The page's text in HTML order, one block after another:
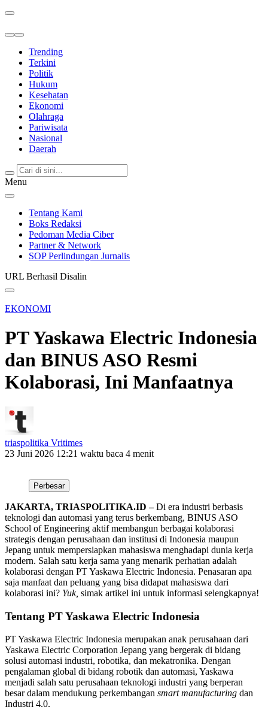
Trending
Terkini
Politik
Hukum
Kesehatan
Ekonomi
Olahraga
Pariwisata
Nasional
Daerah
Menu
Tentang Kami
Boks Redaksi
Pedoman Media Ciber
Partner & Network
SOP Perlindungan Jurnalis
URL Berhasil Disalin
EKONOMI
PT Yaskawa Electric Indonesia
dan BINUS ASO Resmi
Kolaborasi, Ini Manfaatnya
triaspolitika Vritimes
23 Juni 2026 12:21 waktu baca 4 menit
Perbesar
JAKARTA, TRIASPOLITIKA.ID –Di era industri berbasis
teknologi dan automasi yang terus berkembang, BINUS ASO
School of Engineering aktif membangun berbagai kolaborasi
strategis dengan perusahaan dan institusi di Indonesia maupun
Jepang untuk mempersiapkan mahasiswa menghadapi dunia kerja
modern. Salah satu kerja sama yang menarik perhatian adalah
kolaborasi dengan PT Yaskawa Electric Indonesia. Penasaran apa
saja manfaat dan peluang yang bisa didapat mahasiswa dari
kolaborasi ini? Yuk, simak artikel ini untuk informasi selengkapnya!
Tentang PT Yaskawa Electric Indonesia
PT Yaskawa Electric Indonesia merupakan anak perusahaan dari
Yaskawa Electric Corporation Jepang yang bergerak di bidang
solusi automasi industri, robotika, dan mekatronika. Dengan
pengalaman global di bidang robotik dan automasi, Yaskawa
menjadi salah satu perusahaan teknologi industri yang berperan
besar dalam mendukung perkembangan smart manufacturing dan
Industri 4.0.